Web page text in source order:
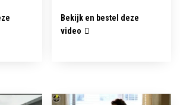
Bekijk en bestel deze
video